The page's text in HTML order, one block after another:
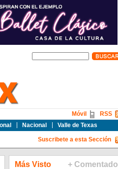
Nacional Valle de Texas
RSS
Móvil
Suscribete a esta Sección
Más Visto + Comentado